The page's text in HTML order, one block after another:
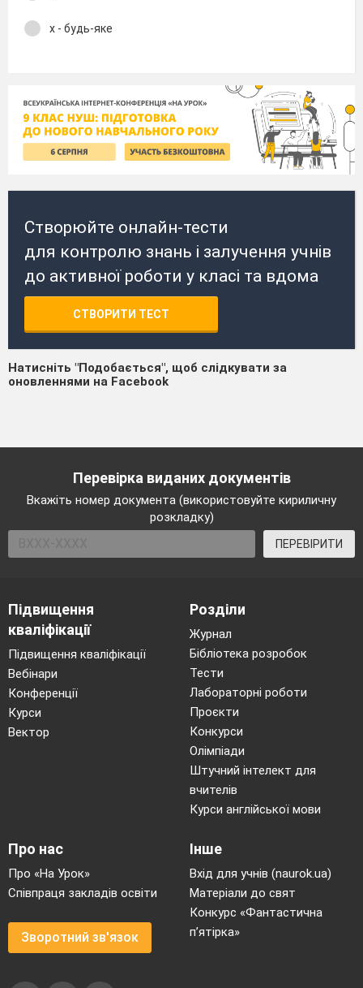
х - будь-яке
Створюйте онлайн-тести
для контролю знань і залучення учнів
до активної роботи у класі та вдома
СТВОРИТИ ТЕСТ
Натисніть "Подобається", щоб слідкувати за
оновленнями на Facebook
Перевірка виданих документів
Вкажіть номер документа (використовуйте кириличну
розкладку)
ПЕРЕВІРИТИ
Підвищення
кваліфікації
Підвищення кваліфікації
Вебінари
Конференції
Курси
Вектор
Розділи
Журнал
Бібліотека розробок
Тести
Лабораторні роботи
Проєкти
Конкурси
Олімпіади
Штучний інтелект для
вчителів
Курси англійської мови
Про нас
Про «На Урок»
Співпраця закладів освіти
Зворотний зв'язок
Інше
Вхід для учнів (naurok.ua)
Матеріали до свят
Конкурс «Фантастична
п’ятірка»